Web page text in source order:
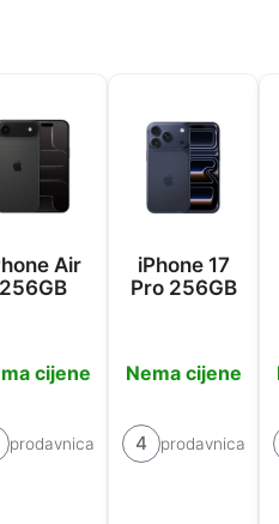
Air
256GB
cijene
prodavnica
iPhone 17
Pro 256GB
Nema cijene
4 prodavnica